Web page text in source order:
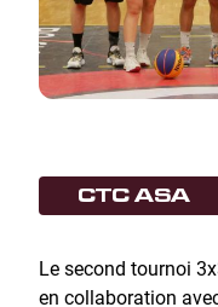
CTC ASA
Le second tournoi
en collaboration